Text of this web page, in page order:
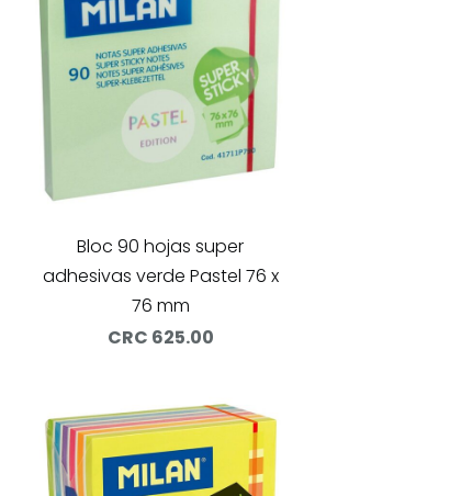
Bloc 90 hojas super
adhesivas verde Pastel 76 x
76 mm
CRC 625.00